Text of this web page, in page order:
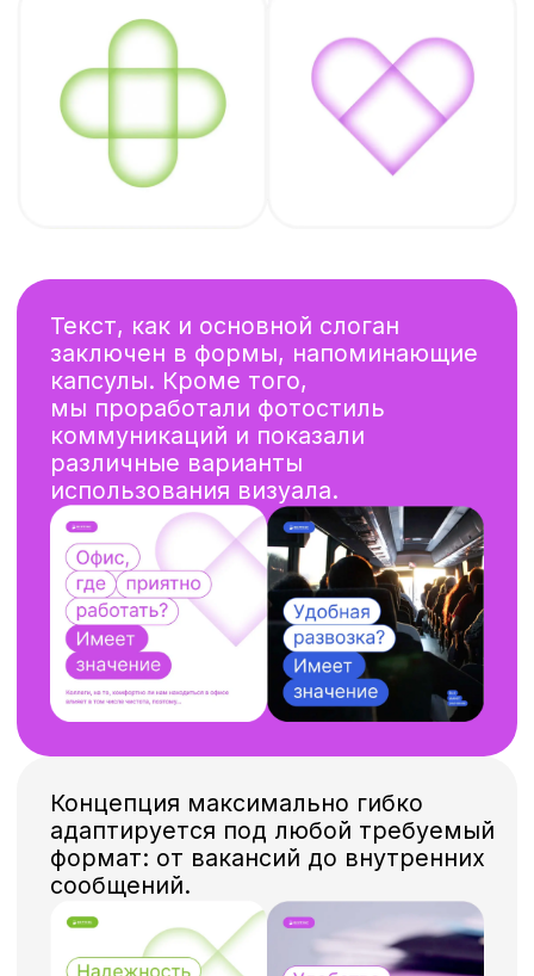
[ РАЗРАБОТКА МИССИИ
И ЦЕННОСТЕЙ КОМПАНИИ ]
Согласен на обработку моих
персональных данных
в соответствии сполитикой
конфиденциальности
Согласен на получение
[ Оставить заявку на проект ]